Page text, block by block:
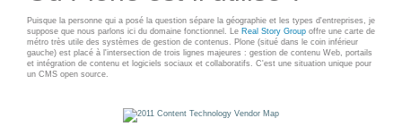
Pour Qui ?
Workshop Cloud
Support et Assistance
Dév Django social
Intranet métier
Dév Django SI
Puisque la personne qui a posé la question sépare la géographie et les types d'entreprises, je
suppose que nous parlons ici du domaine fonctionnel. Le Real Story Group offre une carte de
métro très utile des systèmes de gestion de contenus. Plone (situé dans le coin inférieur
gauche) est placé à l'intersection de trois lignes majeures : gestion de contenu Web, portails
et intégration de contenu et logiciels sociaux et collaboratifs. C'est une situation unique pour
un CMS open source.